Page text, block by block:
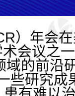
）年会
会议之
的前沿
研究成